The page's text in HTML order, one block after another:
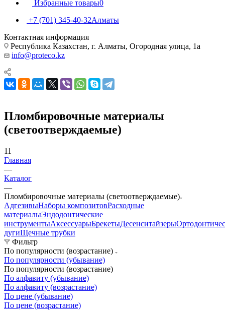
Избранные товары0
+7 (701) 345-40-32Алматы
Контактная информация
Республика Казахстан, г. Алматы, ​Огородная улица, 1а
info@proteco.kz
Пломбировочные материалы
(светоотверждаемые)
11
Главная
—
Каталог
—
Пломбировочные материалы (светоотверждаемые)
АдгезивыНаборы композитовРасходные
материалыЭндодонтические
инструментыАксессуарыБрекетыДесенситайзеры
дугиЩечные трубки
Фильтр
По популярности (возрастание)
По популярности (убывание)
По популярности (возрастание)
По алфавиту (убывание)
По алфавиту (возрастание)
По цене (убывание)
По цене (возрастание)